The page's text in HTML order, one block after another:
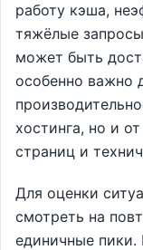
работу кэша,
тяжёлые
может быть
особенно важно
хостинга, но и от
страниц и
Для оценки
смотреть на
единичные пики.